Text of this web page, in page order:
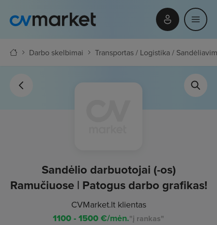
Darbo skelbimai Transportas / Logistika /
Sandėlio darbuotojai (-os)
Ramučiuose | Patogus darbo grafikas!
CVMarket.lt klientas
1100 - 1500€/mėn."į rankas"